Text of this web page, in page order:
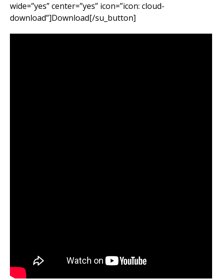
wide=”yes” center=”yes” icon=”icon: cloud-
download”]Download[/su_button]